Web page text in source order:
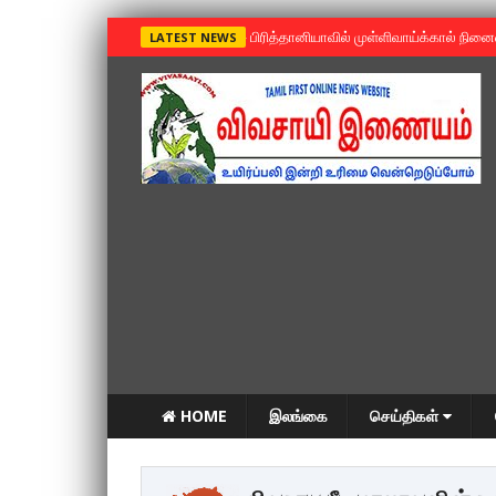
LATEST NEWS »பிரித்தானியாவில் முள்ளிவாய்க்கால்
HOME இலங்கை செய்திகள்